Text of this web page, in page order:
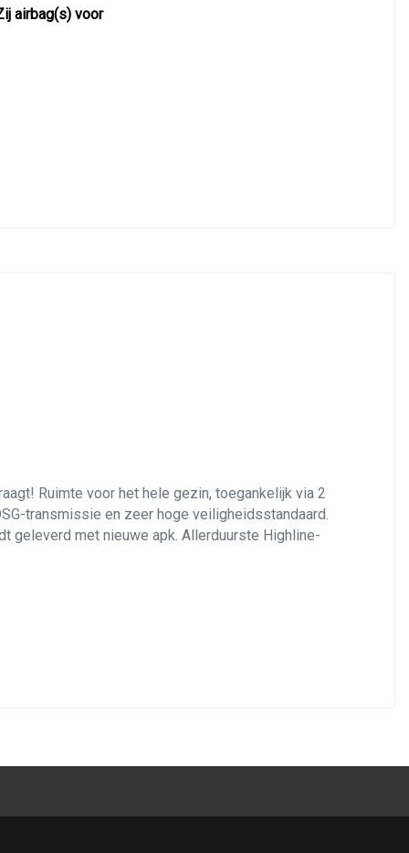
airbag(s) voor
Ruimte voor het hele gezin, toegankelijk via 2
transmissie en zeer hoge veiligheidsstandaard.
geleverd met nieuwe apk. Allerduurste Highline-